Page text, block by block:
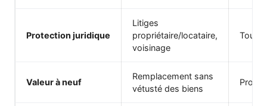
Protection juridique
Litiges
propriétaire/locataire,
voisinage
Tous
Valeur à neuf
Remplacement sans
vétusté des biens